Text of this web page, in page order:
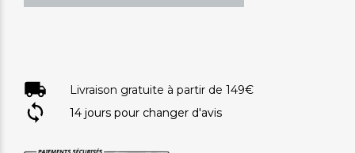
Livraison gratuite à partir de 149€
14 jours pour changer d'avis